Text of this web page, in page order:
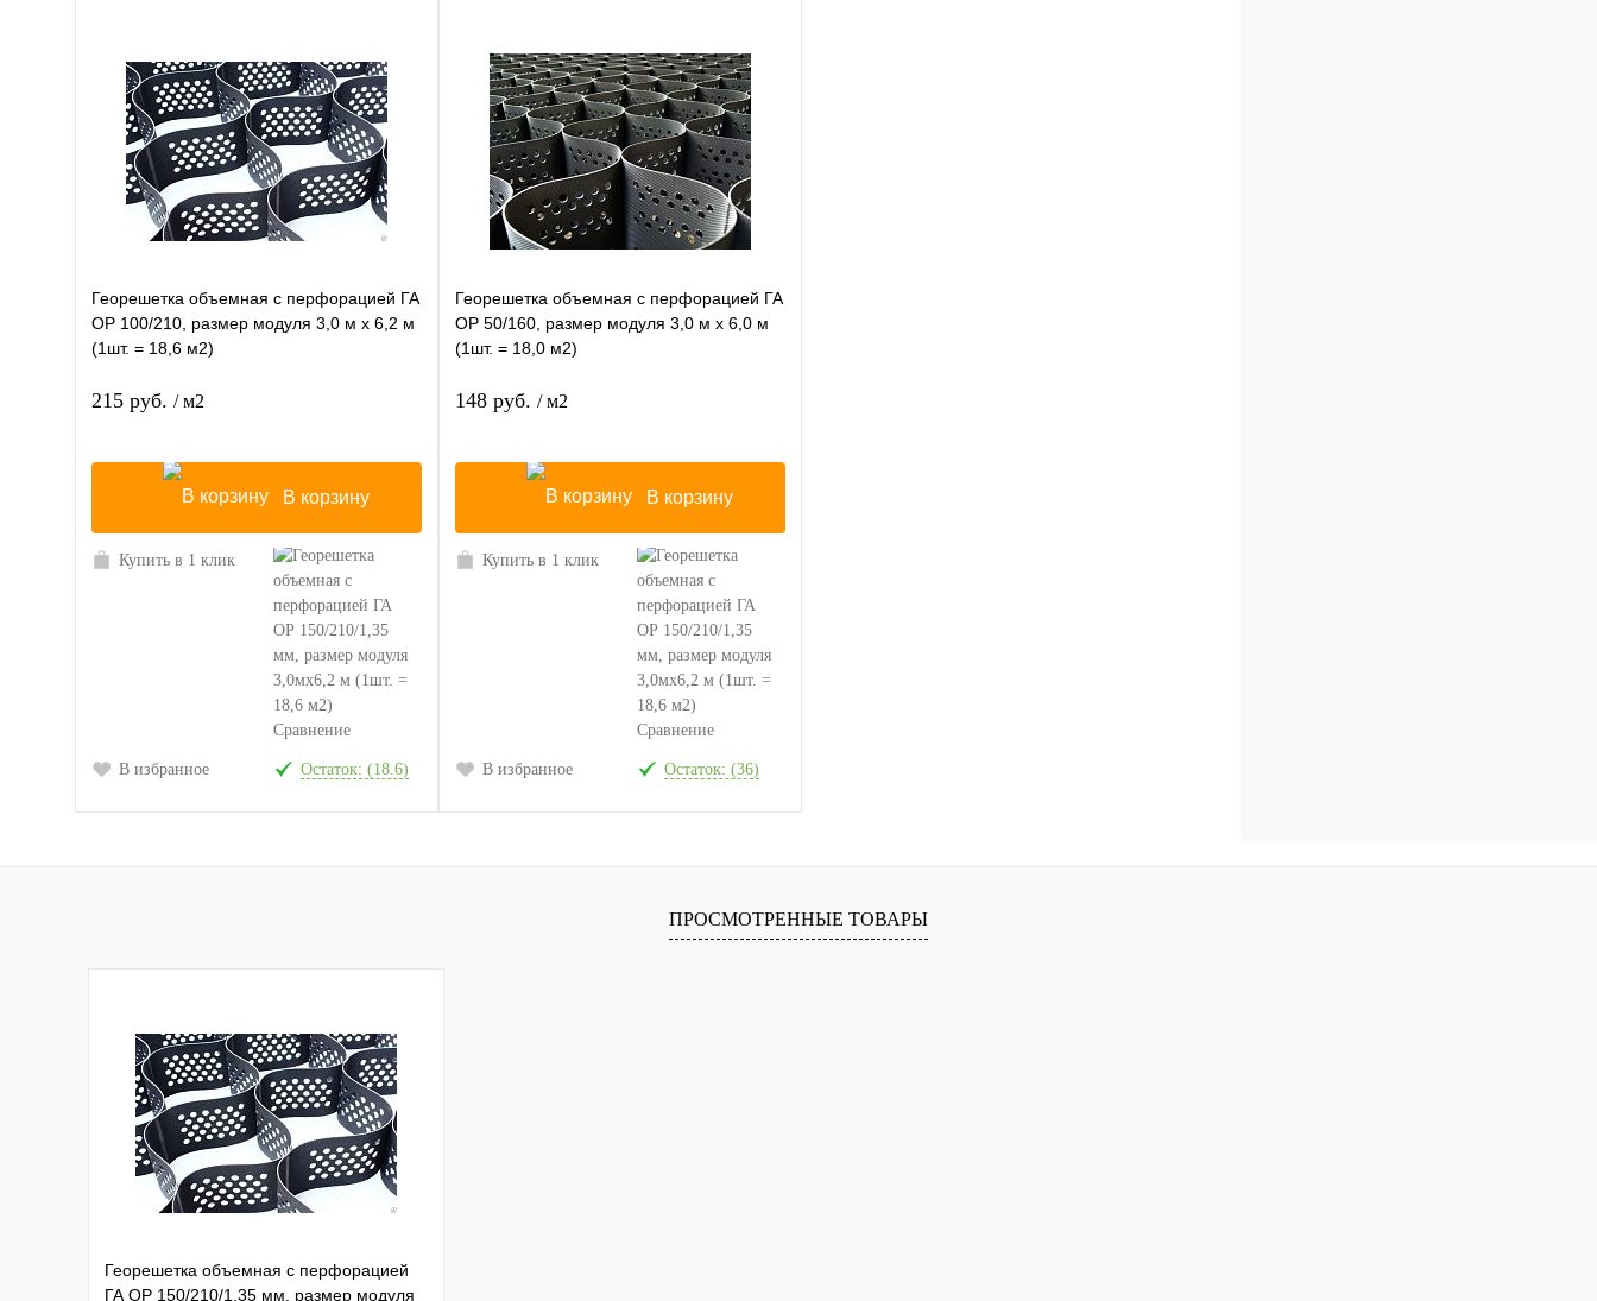
Георешетка объемная с перфорацией ГА
ОР 100/210, размер модуля 3,0 м х 6,2 м
(1шт. = 18,6 м2)
215 руб. / м2
В корзину
Купить в 1 клик
Сравнение
В избранное Остаток: (18.6)
Георешетка объемная с перфорацией ГА
ОР 50/160, размер модуля 3,0 м х 6,0 м
(1шт. = 18,0 м2)
148 руб. / м2
В корзину
Купить в 1 клик
Сравнение
В избранное Остаток: (36)
ПРОСМОТРЕННЫЕ ТОВАРЫ
Георешетка объемная с перфорацией
ГА ОР 150/210/1,35 мм, размер модуля